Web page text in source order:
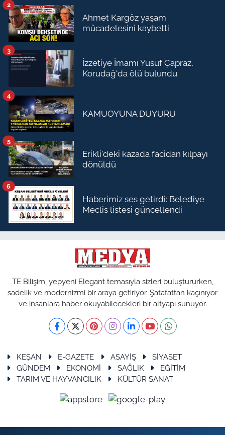
Ahmet Kargöz yaşam
mücadelesini kaybetti
2
İzzetiye İmamı Yusuf Çapraz,
Korudağ'da ölü bulundu
3
KAMUOYUNA DUYURU
4
Erikli'deki kazada facidan kılpayı
dönüldü
5
Haberimiz ses getirdi: Belediye
Meclis listesi güncellendi
6
TE Bilişim, yepyeni Elegant temasıyla sizleri buluştururken,
sadelik ve modernizmi bir araya getiriyor. Şatafattan kaçınıyor
ve insanlara haber okuyabilecekleri bir altyapı sunuyor.
KEŞAN E-GAZETE ASAYİŞ
SİYASET
GÜNDEM
EKONOMİ SAĞLIK
EĞİTİM
TARIM VE HAYVANCILIK
KÜLTÜR SANAT